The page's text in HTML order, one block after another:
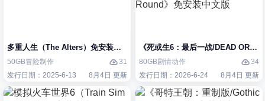
多重人生（The Alters）免安装中文版
50GB冒险制作
31
发行日期：2025-6-13
8月4日 更新
《死或生6：最后一战/DEAD OR
80GB剧情动作
34
发行日期：2026-6-24
8月4日 更新